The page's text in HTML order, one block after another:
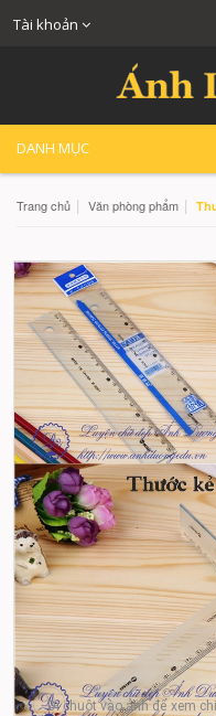
Tài khoản
DANH MỤC
Trang chủ | Văn phòng phẩm |
Di chuột vào ảnh để xem